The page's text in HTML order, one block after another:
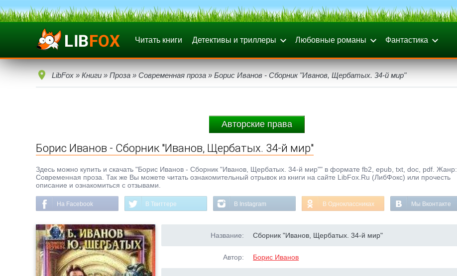
Читать книги Детективы и триллеры Любовные романы Фантастика
LibFox » Книги » Проза » Современная проза » Борис Иванов - Сборник "Иванов, Щербатых. 34-й мир"
Авторские права
Борис Иванов - Сборник "Иванов, Щербатых. 34-й мир"
Здесь можно купить и скачать "Борис Иванов - Сборник "Иванов, Щербатых. 34-й мир"" в формате fb2, epub, txt, doc, pdf. Жанр:
Современная проза. Так же Вы можете читать ознакомительный отрывок из книги на сайте LibFox.Ru (ЛибФокс) или прочесть
описание и ознакомиться с отзывами.
На Facebook В Твиттере В Instagram В Одноклассниках Мы Вконтакте
Название: Сборник "Иванов, Щербатых. 34-й мир"
Автор: Борис Иванов